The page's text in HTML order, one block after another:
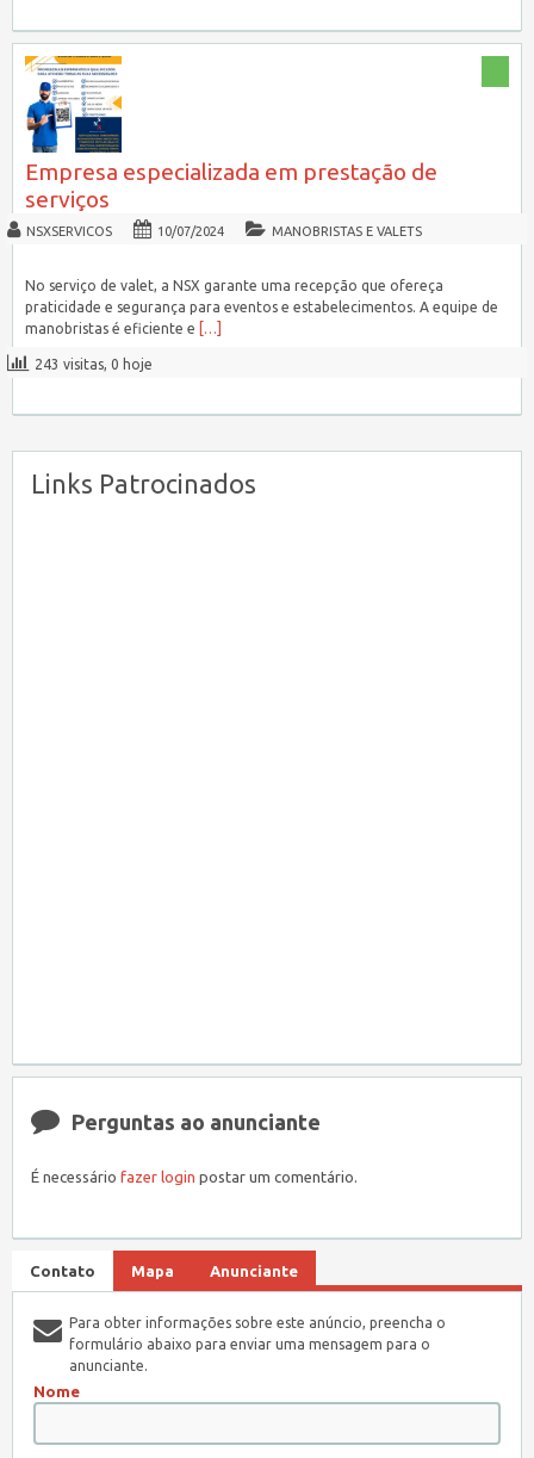
Empresa especializada em prestação de
serviços
NSXSERVICOS 10/07/2024 MANOBRISTAS E VALETS
No serviço de valet, a NSX garante uma recepção que ofereça
praticidade e segurança para eventos e estabelecimentos. A equipe de
manobristas é eficiente e
[…]
243 visitas, 0 hoje
Links Patrocinados
Perguntas ao anunciante
É necessário fazer login postar um comentário.
Contato Mapa Anunciante
Para obter informações sobre este anúncio, preencha o
formulário abaixo para enviar uma mensagem para o
anunciante.
Nome